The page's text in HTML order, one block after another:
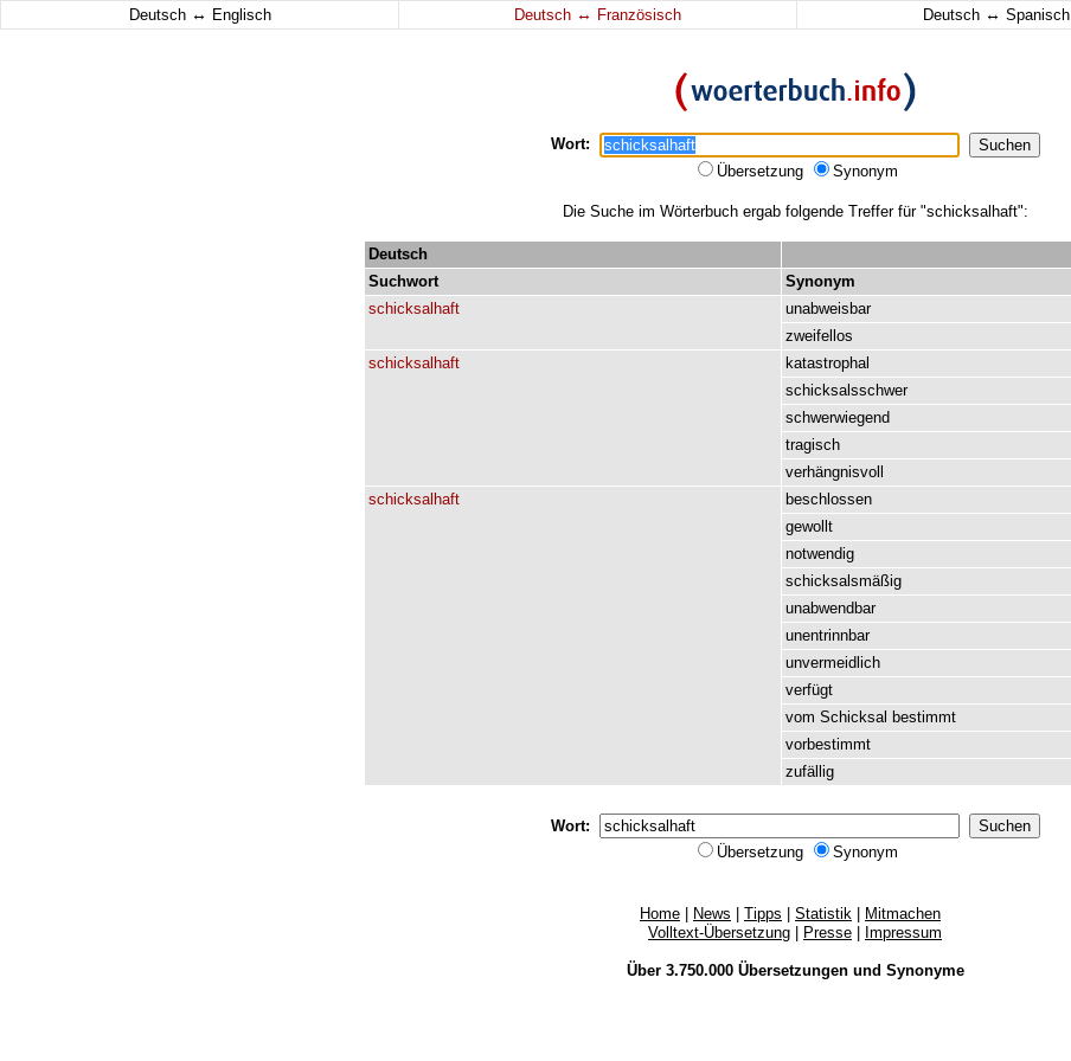
Deutsch ↔ Englisch Deutsch ↔ Französisch Deutsch ↔ Spanisch
Wort:
Übersetzung
Synonym
Die Suche im Wörterbuch ergab folgende Treffer für "schicksalhaft":
Deutsch
Suchwort
Synonym
schicksalhaft
unabweisbar
zweifellos
schicksalhaft
katastrophal
schicksalsschwer
schwerwiegend
tragisch
verhängnisvoll
schicksalhaft
beschlossen
gewollt
notwendig
schicksalsmäßig
unabwendbar
unentrinnbar
unvermeidlich
verfügt
vom Schicksal bestimmt
vorbestimmt
zufällig
Wort:
Übersetzung
Synonym
Home News Tipps Statistik
Mitmachen
Volltext-Übersetzung
Presse Impressum
Über 3.750.000 Übersetzungenund Synonyme